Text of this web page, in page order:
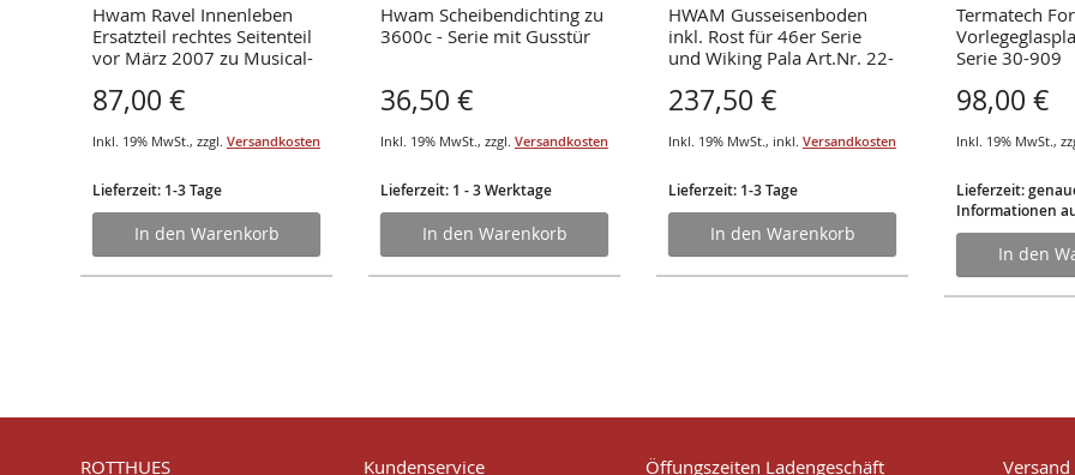
Hwam Ravel Innenleben
Ersatzteil rechtes Seitenteil
vor März 2007 zu Musical-
87,00 €
Inkl. 19% MwSt. , zzgl. Versandkosten
Lieferzeit: 1-3 Tage
In den Warenkorb
Hwam Scheibendichting zu
3600c - Serie mit Gusstür
36,50 €
Inkl. 19% MwSt. , zzgl. Versandkosten
Lieferzeit: 1 - 3 Werktage
In den Warenkorb
HWAM Gusseisenboden
inkl. Rost für 46er Serie
und Wiking Pala Art.Nr. 22-
237,50 €
Inkl. 19% MwSt. , inkl. Versandkosten
Lieferzeit: 1-3 Tage
In den Warenkorb
Termatech
Serie 30-909
98,00 €
Inkl. 19% MwSt. ,
Lieferzeit:
Informationen
In den
ROTTHUES Kundenservice Öffungszeiten Ladengeschäft Versand